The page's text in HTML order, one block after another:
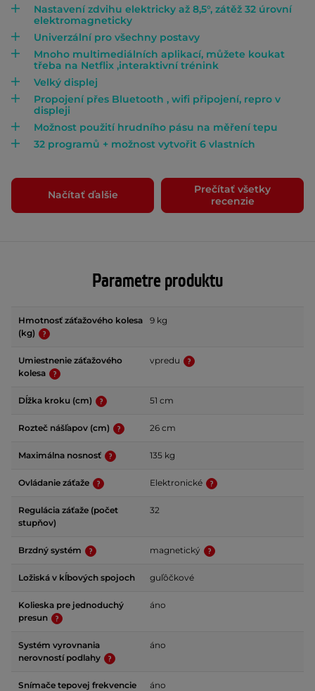
Nastavení zdvihu elektricky až 8,5°, zátěž 32 úrovní
elektromagneticky
Univerzální pro všechny postavy
Mnoho multimediálních aplikací, můžete koukat
třeba na Netflix ,interaktivní trénink
Velký displej
Propojení přes Bluetooth , wifi připojení, repro v
displeji
Možnost použití hrudního pásu na měření tepu
32 programů + možnost vytvořit 6 vlastních
Načítať ďalšie
Prečítať všetky
recenzie
Parametre produktu
Hmotnosť záťažového kolesa
(kg)
9 kg
Umiestnenie záťažového
kolesa
vpredu
Dĺžka kroku (cm) 51 cm
Rozteč nášľapov (cm) 26 cm
Maximálna nosnosť 135 kg
Ovládanie záťaže Elektronické
Regulácia záťaže (počet
stupňov)
32
Brzdný systém magnetický
Ložiská v kĺbových spojoch guľôčkové
Kolieska pre jednoduchý
presun
áno
Systém vyrovnania
nerovností podlahy
áno
Snímače tepovej frekvencie
áno